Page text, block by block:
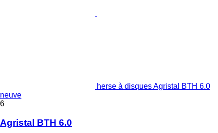
herse à disques Agristal BTH 6.0
neuve
6
Agristal BTH 6.0